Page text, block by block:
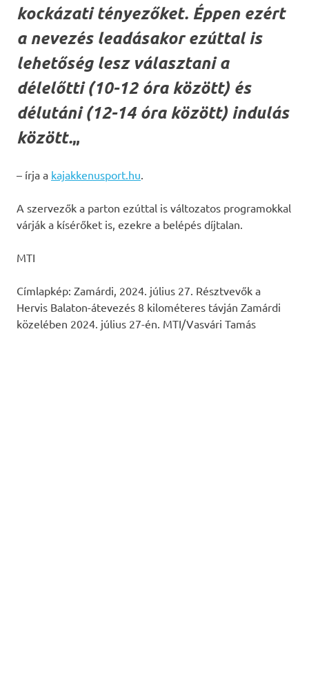
kockázati tényezőket. Éppen ezért
a nevezés leadásakor ezúttal is
lehetőség lesz választani a
délelőtti (10-12 óra között) és
délutáni (12-14 óra között) indulás
között.„
– írja a kajakkenusport.hu.
A szervezők a parton ezúttal is változatos programokkal
várják a kísérőket is, ezekre a belépés díjtalan.
MTI
Címlapkép: Zamárdi, 2024. július 27. Résztvevők a
Hervis Balaton-átevezés 8 kilométeres távján Zamárdi
közelében 2024. július 27-én. MTI/Vasvári Tamás